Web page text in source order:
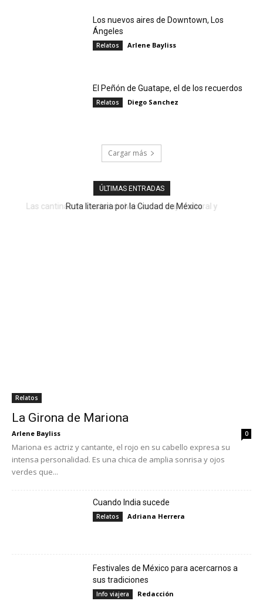
Los nuevos aires de Downtown, Los
Ángeles
Relatos Arlene Bayliss
El Peñón de Guatape, el de los recuerdos
Relatos Diego Sanchez
Cargar más
ÚLTIMAS ENTRADAS
Ruta literaria por la Ciudad de México
Relatos
La Girona de Mariona
Arlene Bayliss 0
Mariona es actriz y cantante, el rojo en su cabello expresa su
intensa personalidad. Es una chica de amplia sonrisa y ojos
verdes que...
Cuando India sucede
Relatos Adriana Herrera
Festivales de México para acercarnos a
sus tradiciones
Info viajera Redacción